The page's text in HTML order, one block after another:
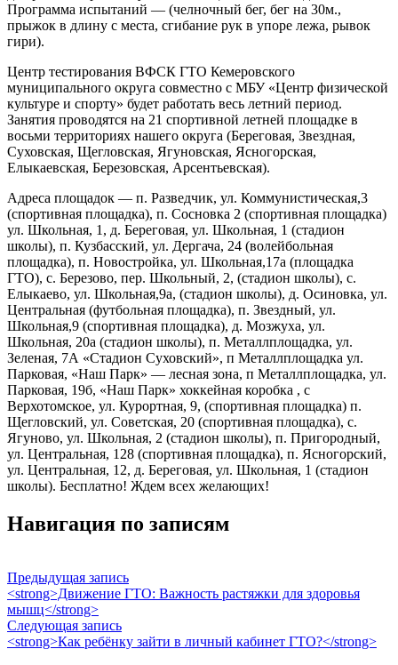
Программа испытаний — (челночный бег, бег на 30м.,
прыжок в длину с места, сгибание рук в упоре лежа, рывок
гири).
Центр тестирования ВФСК ГТО Кемеровского
муниципального округа совместно с МБУ «Центр физической
культуре и спорту» будет работать весь летний период.
Занятия проводятся на 21 спортивной летней площадке в
восьми территориях нашего округа (Береговая, Звездная,
Суховская, Щегловская, Ягуновская, Ясногорская,
Елыкаевская, Березовская, Арсентьевская).
Адреса площадок — п. Разведчик, ул. Коммунистическая,3
(спортивная площадка), п. Сосновка 2 (спортивная площадка)
ул. Школьная, 1, д. Береговая, ул. Школьная, 1 (стадион
школы), п. Кузбасский, ул. Дергача, 24 (волейбольная
площадка), п. Новостройка, ул. Школьная,17а (площадка
ГТО), с. Березово, пер. Школьный, 2, (стадион школы), с.
Елыкаево, ул. Школьная,9а, (стадион школы), д. Осиновка, ул.
Центральная (футбольная площадка), п. Звездный, ул.
Школьная,9 (спортивная площадка), д. Мозжуха, ул.
Школьная, 20а (стадион школы), п. Металлплощадка, ул.
Зеленая, 7А «Стадион Суховский», п Металлплощадка ул.
Парковая, «Наш Парк» — лесная зона, п Металлплощадка, ул.
Парковая, 19б, «Наш Парк» хоккейная коробка , с
Верхотомское, ул. Курортная, 9, (спортивная площадка) п.
Щегловский, ул. Советская, 20 (спортивная площадка), с.
Ягуново, ул. Школьная, 2 (стадион школы), п. Пригородный,
ул. Центральная, 128 (спортивная площадка), п. Ясногорский,
ул. Центральная, 12, д. Береговая, ул. Школьная, 1 (стадион
школы). Бесплатно! Ждем всех желающих!
Навигация по записям
Предыдущая запись
<strong>Движение ГТО: Важность растяжки для здоровья
мышц</strong>
Следующая запись
<strong>Как ребёнку зайти в личный кабинет ГТО?</strong>